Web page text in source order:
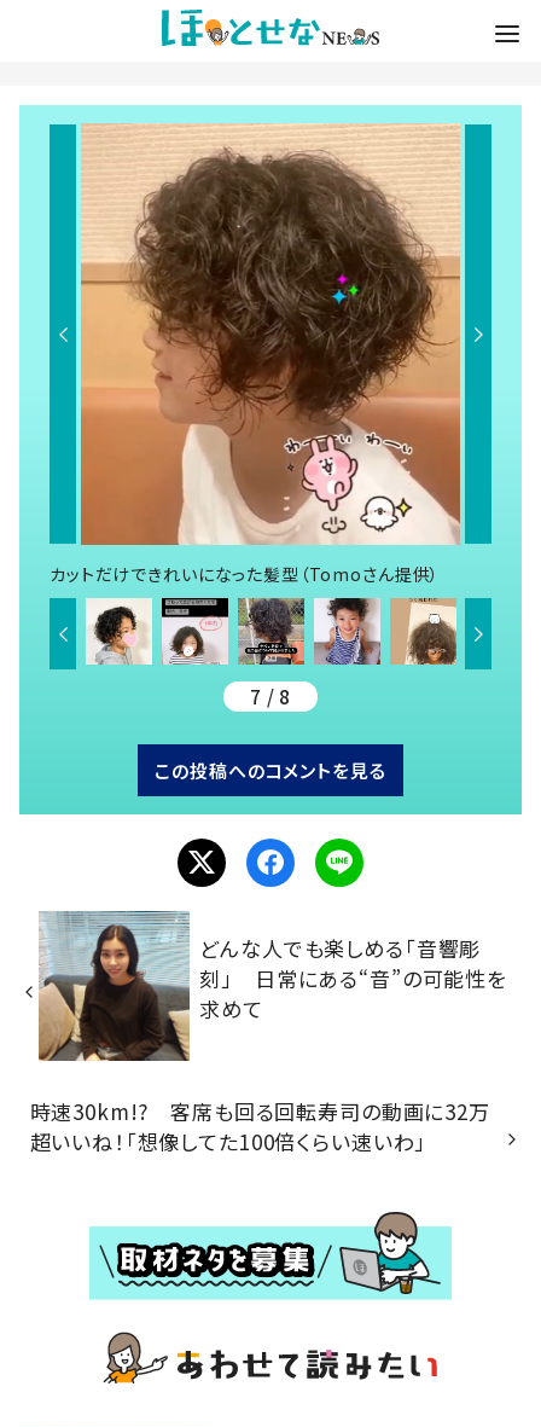
カットだけできれいになった髪型（Tomoさん提供）
7 / 8
この投稿へのコメントを見る
どんな人でも楽しめる「音響彫
刻」 日常にある“音”の可能性を
求めて
時速30km!? 客席も回る回転寿司の動画に32万
超いいね！「想像してた100倍くらい速いわ」